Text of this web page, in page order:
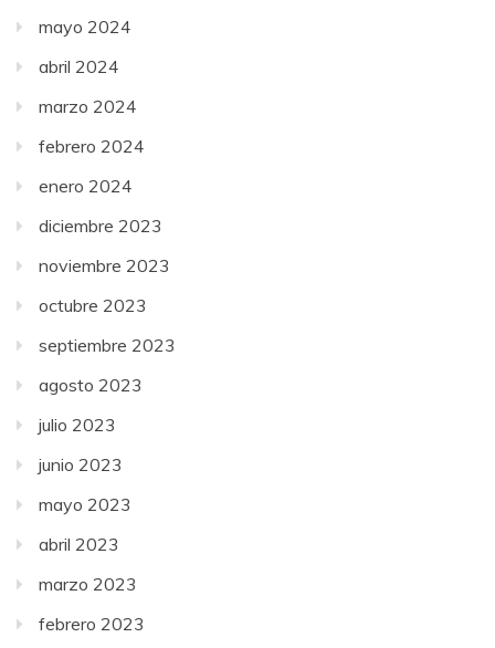
mayo 2024
abril 2024
marzo 2024
febrero 2024
enero 2024
diciembre 2023
noviembre 2023
octubre 2023
septiembre 2023
agosto 2023
julio 2023
junio 2023
mayo 2023
abril 2023
marzo 2023
febrero 2023